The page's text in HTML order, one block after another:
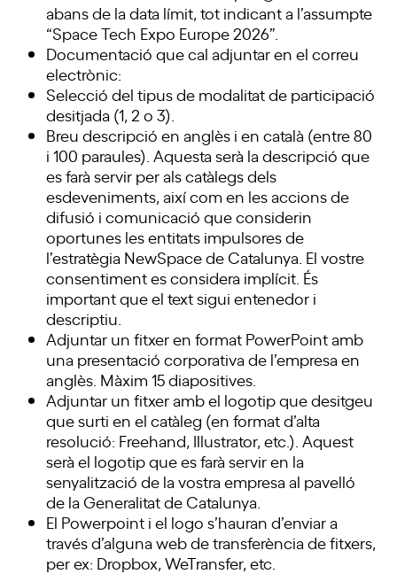
abans de la data límit, tot indicant a l’assumpte
“Space Tech Expo Europe 2026”.
Documentació que cal adjuntar en el correu
electrònic:
Selecció del tipus de modalitat de participació
desitjada (1, 2 o 3).
Breu descripció en anglès i en català (entre 80
i 100 paraules). Aquesta serà la descripció que
es farà servir per als catàlegs dels
esdeveniments, així com en les accions de
difusió i comunicació que considerin
oportunes les entitats impulsores de
l’estratègia NewSpace de Catalunya. El vostre
consentiment es considera implícit. És
important que el text sigui entenedor i
descriptiu.
Adjuntar un fitxer en format PowerPoint amb
una presentació corporativa de l’empresa en
anglès. Màxim 15 diapositives.
Adjuntar un fitxer amb el logotip que desitgeu
que surti en el catàleg (en format d’alta
resolució: Freehand, Illustrator, etc.). Aquest
serà el logotip que es farà servir en la
senyalització de la vostra empresa al pavelló
de la Generalitat de Catalunya.
El Powerpoint i el logo s’hauran d’enviar a
través d’alguna web de transferència de fitxers,
per ex: Dropbox, WeTransfer, etc.